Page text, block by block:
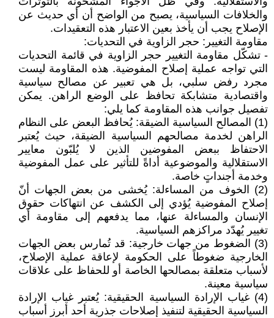
والخلافات السياسية، يصبح من الواضح أن أي حديث عن
الإصلاح يجب أن يأخذ بعين الاعتبار هذه التعقيدات.
مقاومة التغيير: حجر الزاوية في التحديات:
- تشكّل مقاومة التغيير حجر الزاوية في قائمة التحديات
التي تواجه عملية إصلاح المفوضية. هذه المقاومة ليست
مجرد رفض سلبي، بل هي تعبير عن مصالح سياسية
واقتصادية متشابكة تحافظ على الوضع الراهن. يمكن
تفصيل جوانب هذه المقاومة كما يلي:
(1) المصالح السياسية الضيقة: يُحافظ البعض على النظام
الراهن لخدمة مصالحهم السياسية الضيقة، حيث يُعتبر
الاحتفاظ ببعض المفوضين الذين لا يُلبّون معايير
الاستقلالية والموضوعية أداةً للتأثير على عمل المفوضية
وخدمة أجنداتٍ خاصة.
(2) الخوف من المساءلة: يُخشى من بعض الجهات أنّ
إصلاح المفوضية يُؤدي إلى الكشف عن انتهاكات حقوق
الإنسان والمساءلة عنها، مما يدفعهم إلى مقاومة أي
تغيير يُهدّد مراكزهم السياسية.
(3) الضغوط من جهات خارجية: قد تُمارس بعض الجهات
الخارجية ضغوطاً على الحكومة لإعاقة عملية الإصلاح،
لأسباب متعلقة بمصالحها الخاصة أو للحفاظ على علاقات
سياسية معينة.
(4) غياب الإرادة السياسية الحقيقية: يُعتبر غياب الإرادة
السياسية الحقيقية لتنفيذ إصلاحات جذرية أحد أبرز أسباب